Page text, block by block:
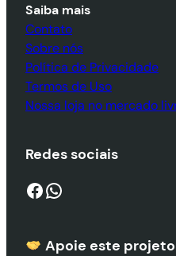
Saiba mais
Contato
Sobre nós
Política de Privacidade
Termos de Uso
Nossa loja no mercado
Redes sociais
Facebook WhatsApp
Apoie este